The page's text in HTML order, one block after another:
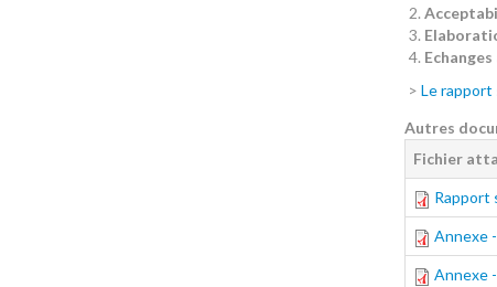
> Le rapport
Autres
Fichier
Rapport
Annexe
Annexe